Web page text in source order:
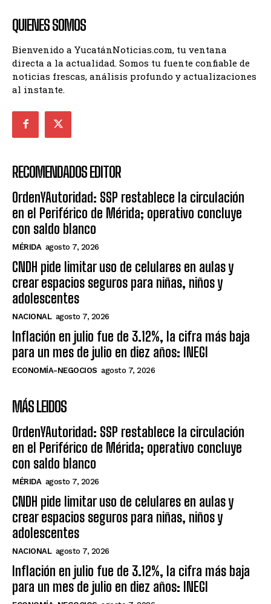
QUIENES SOMOS
Bienvenido a YucatánNoticias.com, tu ventana
directa a la actualidad. Somos tu fuente confiable de
noticias frescas, análisis profundo y actualizaciones
al instante.
RECOMENDADOS EDITOR
OrdenYAutoridad: SSP restablece la circulación
en el Periférico de Mérida; operativo concluye
con saldo blanco
MÉRIDA agosto 7, 2026
CNDH pide limitar uso de celulares en aulas y
crear espacios seguros para niñas, niños y
adolescentes
NACIONAL agosto 7, 2026
Inflación en julio fue de 3.12%, la cifra más baja
para un mes de julio en diez años: INEGI
ECONOMÍA-NEGOCIOS agosto 7, 2026
MÁS LEIDOS
OrdenYAutoridad: SSP restablece la circulación
en el Periférico de Mérida; operativo concluye
con saldo blanco
MÉRIDA agosto 7, 2026
CNDH pide limitar uso de celulares en aulas y
crear espacios seguros para niñas, niños y
adolescentes
NACIONAL agosto 7, 2026
Inflación en julio fue de 3.12%, la cifra más baja
para un mes de julio en diez años: INEGI